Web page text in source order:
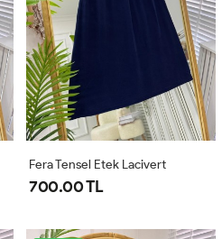
Fera Tensel Etek Lacivert
700.00 TL